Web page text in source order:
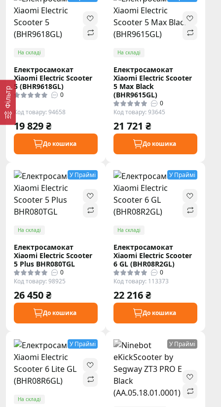
Фільтр
На складі
Електросамокат
Xiaomi Electric Scooter
5 (BHR9618GL)
0
Код товару: 94658
19 829 ₴
До кошика
На складі
Електросамокат
Xiaomi Electric Scooter
5 Max Black
(BHR9615GL)
0
Код товару: 93645
21 721 ₴
До кошика
У Праймі
На складі
Електросамокат
Xiaomi Electric Scooter
5 Plus BHR080TGL
0
Код товару: 98925
26 450 ₴
До кошика
У Праймі
На складі
Електросамокат
Xiaomi Electric Scooter
6 GL (BHR08R2GL)
0
Код товару: 113373
22 216 ₴
До кошика
У Праймі
На складі
У Праймі